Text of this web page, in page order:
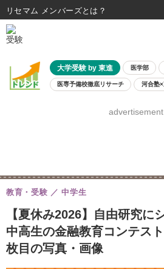
大学受験 by 東進 医学部
医専予備校徹底リサーチ 河合塾
8月開催学校説明会・相
advertisement
【夏休み2026】自由研究
中高生の金融教育コンテス
枚目の写真・画像
教育・受験 中学生
リセマム メンバーズ